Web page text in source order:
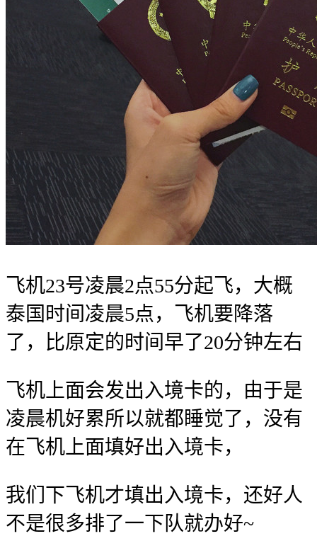
飞机23号凌晨2点55分起飞，大概
泰国时间凌晨5点，飞机要降落
了，比原定的时间早了20分钟左右
飞机上面会发出入境卡的，由于是
凌晨机好累所以就都睡觉了，没有
在飞机上面填好出入境卡，
我们下飞机才填出入境卡，还好人
不是很多排了一下队就办好~